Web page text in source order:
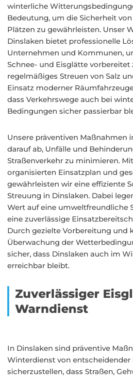
winterliche
Bedeutung, um die Sicherheit
Plätzen zu gewährleisten. Unser
Dinslaken bietet professionelle
Unternehmen und Kommunen,
Schnee- und Eisglätte vorbereitet
regelmäßiges Streuen von Salz
Einsatz moderner
dass Verkehrswege auch bei
Bedingungen sicher passierbar
Unsere präventiven Maßnahmen
darauf ab, Unfälle und
Straßenverkehr zu minimieren.
organisierten Einsatzplan und
gewährleisten wir eine effiziente
Streuung in Dinslaken. Dabei
Wert auf eine umweltfreundliche
eine zuverlässige
Durch gezielte Vorbereitung und
Überwachung der
sicher, dass Dinslaken auch im
erreichbar bleibt.
Zuverlässiger
Warndienst
In Dinslaken sind präventive
Winterdienst von entscheidender
sicherzustellen, dass Straßen,